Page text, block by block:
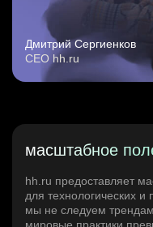
Дмитрий Сергиенков
CEO hh.ru
масштабное
hh.ru предоставляет
для технологических и
мы не следуем